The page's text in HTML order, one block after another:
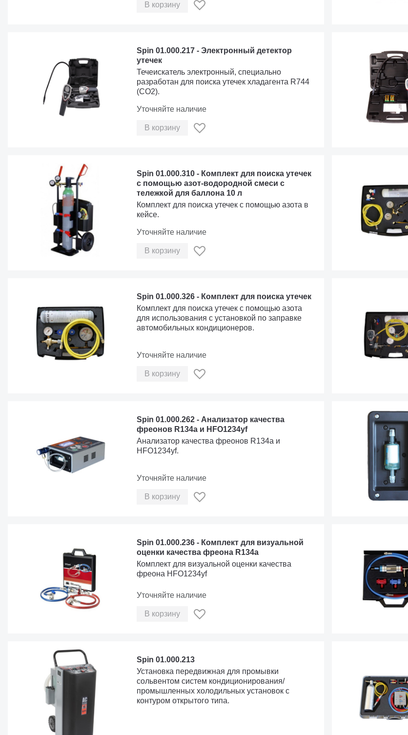
В корзину
Spin 01.000.217 - Электронный детектор
утечек
Течеискатель электронный, специально
разработан для поиска утечек хладагента R744
(CO2).
Уточняйте наличие
В корзину
Spin 01.000.310 - Комплект для поиска утечек
с помощью азот-водородной смеси с
тележкой для баллона 10 л
Комплект для поиска утечек с помощью азота в
кейсе.
Уточняйте наличие
В корзину
Spin 01.000.326 - Комплект для поиска утечек
Комплект для поиска утечек с помощью азота
для использования с установкой по заправке
автомобильных кондиционеров.
Уточняйте наличие
В корзину
Spin 01.000.262 - Анализатор качества
фреонов R134a и HFO1234yf
Анализатор качества фреонов R134a и
HFO1234yf.
Уточняйте наличие
В корзину
Spin 01.000.236 - Комплект для визуальной
оценки качества фреона R134a
Комплект для визуальной оценки качества
фреона HFO1234yf
Уточняйте наличие
В корзину
Spin 01.000.213
Установка передвижная для промывки
сольвентом систем кондиционирования/
промышленных холодильных установок с
контуром открытого типа.